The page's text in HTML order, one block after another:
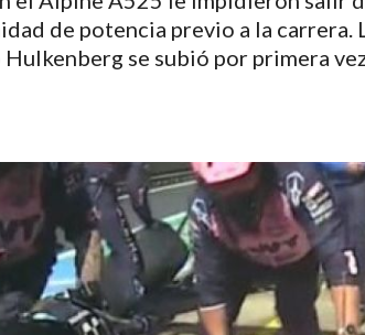
de potencia previo a la
se subió por primera